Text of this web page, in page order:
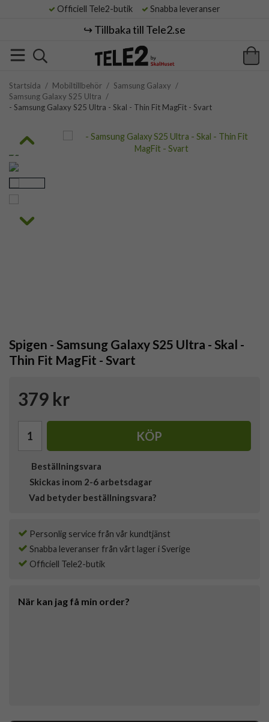
Officiell Tele2-butik Snabba leveranser
↪️ Tillbaka till Tele2.se
Startsida / Mobiltillbehör / Samsung Galaxy /
Samsung Galaxy S25 Ultra /
- Samsung Galaxy S25 Ultra - Skal - Thin Fit MagFit - Svart
Spigen - Samsung Galaxy S25 Ultra - Skal -
Thin Fit MagFit - Svart
379 kr
KÖP
Beställningsvara
Skickas inom 2-6 arbetsdagar
Vad betyder beställningsvara?
Personlig service från vår kundtjänst
Snabba leveranser från vårt lager i Sverige
Officiell Tele2-butik
När kan jag få min order?